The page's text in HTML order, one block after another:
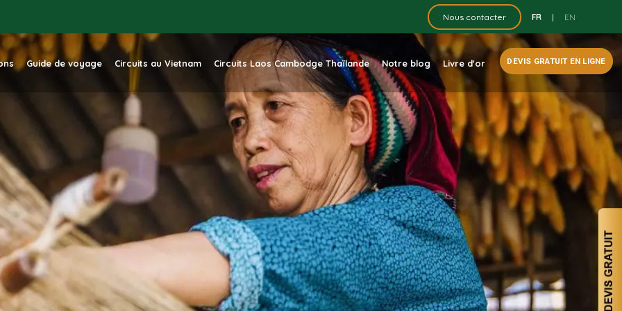
Nous contacter FR | EN
Guide de voyage Circuits au Vietnam Circuits Laos Cambodge Thaïlande Notre blog Livre d'or DEVIS GRATUIT EN LIGNE